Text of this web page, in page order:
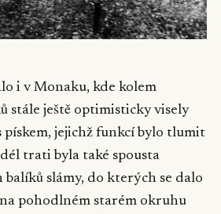
i v Monaku, kde kolem
stále ještě optimisticky visely
pískem, jejichž funkcí bylo tlumit
trati byla také spousta
slámy, do kterých se dalo
pohodlném starém okruhu